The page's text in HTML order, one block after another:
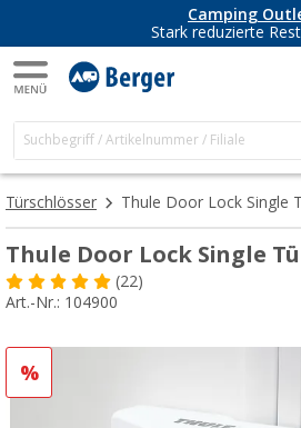
Camping
Stark reduzierte
Türschlösser Thule Door Lock Single
Thule Door Lock Single
(22)
Art.-Nr.: 104900
%